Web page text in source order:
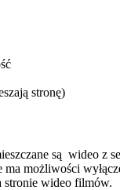
stronę)
są wideo z
możliwości
stronie wideo filmów.